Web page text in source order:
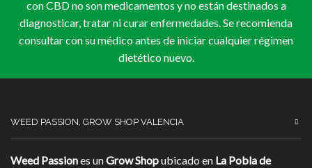
con CBD no son medicamentos y no están destinados a
diagnosticar, tratar ni curar enfermedades. Se recomienda
consultar con su médico antes de iniciar cualquier régimen
dietético nuevo.
WEED PASSION, GROW SHOP VALENCIA
Weed Passiones unGrow Shopubicado en La Pobla de